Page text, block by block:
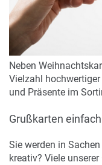
Neben
Vielzahl
und Präsente im
Grußkarten
Sie werden in
kreativ? Viele